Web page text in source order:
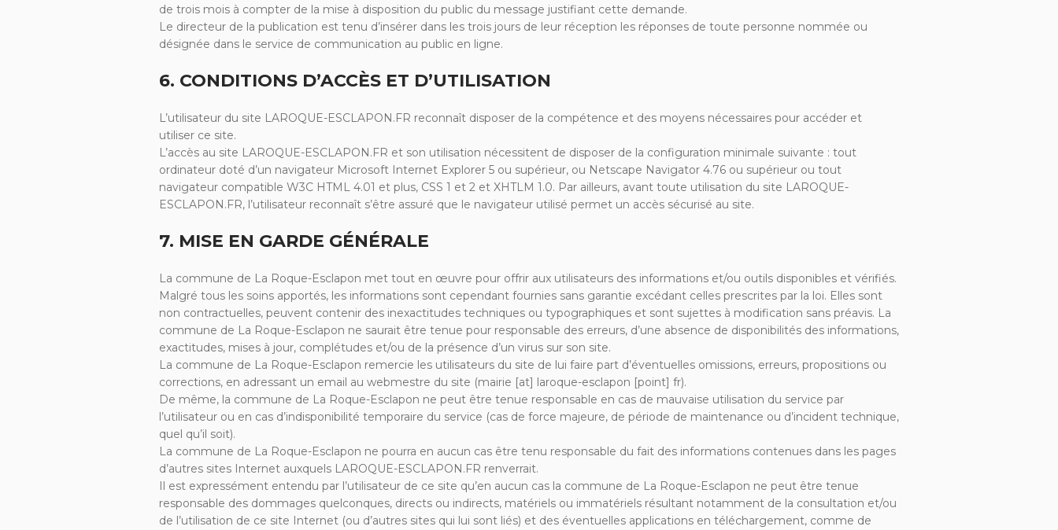
de trois mois à compter de la mise à disposition du public du message justifiant cette demande.
Le directeur de la publication est tenu d’insérer dans les trois jours de leur réception les réponses de toute personne nommée ou
désignée dans le service de communication au public en ligne.
6. CONDITIONS D’ACCÈS ET D’UTILISATION
L’utilisateur du site LAROQUE-ESCLAPON.FR reconnaît disposer de la compétence et des moyens nécessaires pour accéder et
utiliser ce site.
L’accès au site LAROQUE-ESCLAPON.FR et son utilisation nécessitent de disposer de la configuration minimale suivante : tout
ordinateur doté d’un navigateur Microsoft Internet Explorer 5 ou supérieur, ou Netscape Navigator 4.76 ou supérieur ou tout
navigateur compatible W3C HTML 4.01 et plus, CSS 1 et 2 et XHTLM 1.0. Par ailleurs, avant toute utilisation du site LAROQUE-
ESCLAPON.FR, l’utilisateur reconnaît s’être assuré que le navigateur utilisé permet un accès sécurisé au site.
7. MISE EN GARDE GÉNÉRALE
La commune de La Roque-Esclapon met tout en œuvre pour offrir aux utilisateurs des informations et/ou outils disponibles et vérifiés.
Malgré tous les soins apportés, les informations sont cependant fournies sans garantie excédant celles prescrites par la loi. Elles sont
non contractuelles, peuvent contenir des inexactitudes techniques ou typographiques et sont sujettes à modification sans préavis. La
commune de La Roque-Esclapon ne saurait être tenue pour responsable des erreurs, d’une absence de disponibilités des informations,
exactitudes, mises à jour, complétudes et/ou de la présence d’un virus sur son site.
La commune de La Roque-Esclapon remercie les utilisateurs du site de lui faire part d’éventuelles omissions, erreurs, propositions ou
corrections, en adressant un email au webmestre du site (mairie [at] laroque-esclapon [point] fr).
De même, la commune de La Roque-Esclapon ne peut être tenue responsable en cas de mauvaise utilisation du service par
l’utilisateur ou en cas d’indisponibilité temporaire du service (cas de force majeure, de période de maintenance ou d’incident technique,
quel qu’il soit).
La commune de La Roque-Esclapon ne pourra en aucun cas être tenu responsable du fait des informations contenues dans les pages
d’autres sites Internet auxquels LAROQUE-ESCLAPON.FR renverrait.
Il est expressément entendu par l’utilisateur de ce site qu’en aucun cas la commune de La Roque-Esclapon ne peut être tenue
responsable des dommages quelconques, directs ou indirects, matériels ou immatériels résultant notamment de la consultation et/ou
de l’utilisation de ce site Internet (ou d’autres sites qui lui sont liés) et des éventuelles applications en téléchargement, comme de